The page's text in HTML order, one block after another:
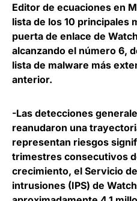
Editor de ecuaciones en
lista de los 10 principales
puerta de enlace de
alcanzando el número 6,
lista de malware más
anterior.
-Las detecciones
reanudaron una
representan riesgos
trimestres consecutivos
crecimiento, el Servicio
intrusiones (IPS) de